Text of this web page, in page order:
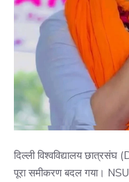
दिल्ली विश्वविद्यालय छात्रसंघ
पूरा समीकरण बदल गया।